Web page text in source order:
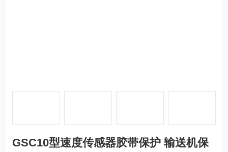
GSC10型速度传感器胶带保护 输送机保